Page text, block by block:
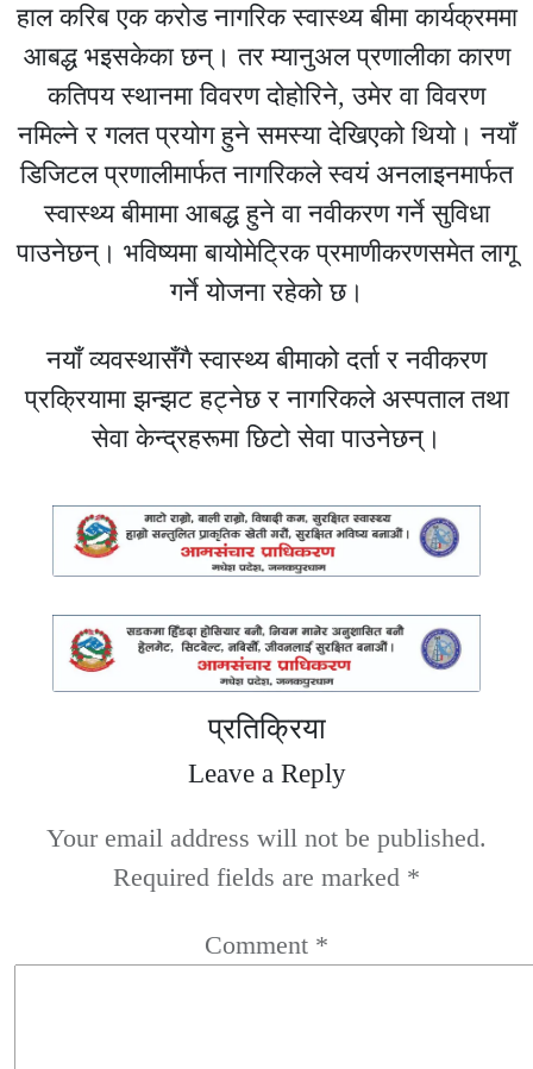
हाल करिब एक करोड नागरिक स्वास्थ्य बीमा कार्यक्रममा
आबद्ध भइसकेका छन्। तर म्यानुअल प्रणालीका कारण
कतिपय स्थानमा विवरण दोहोरिने, उमेर वा विवरण
नमिल्ने र गलत प्रयोग हुने समस्या देखिएको थियो। नयाँ
डिजिटल प्रणालीमार्फत नागरिकले स्वयं अनलाइनमार्फत
स्वास्थ्य बीमामा आबद्ध हुने वा नवीकरण गर्ने सुविधा
पाउनेछन्। भविष्यमा बायोमेट्रिक प्रमाणीकरणसमेत लागू
गर्ने योजना रहेको छ।
नयाँ व्यवस्थासँगै स्वास्थ्य बीमाको दर्ता र नवीकरण
प्रक्रियामा झन्झट हट्नेछ र नागरिकले अस्पताल तथा
सेवा केन्द्रहरूमा छिटो सेवा पाउनेछन्।
प्रतिक्रिया
Leave a Reply
Your email address will not be published.
Required fields are marked *
Comment *